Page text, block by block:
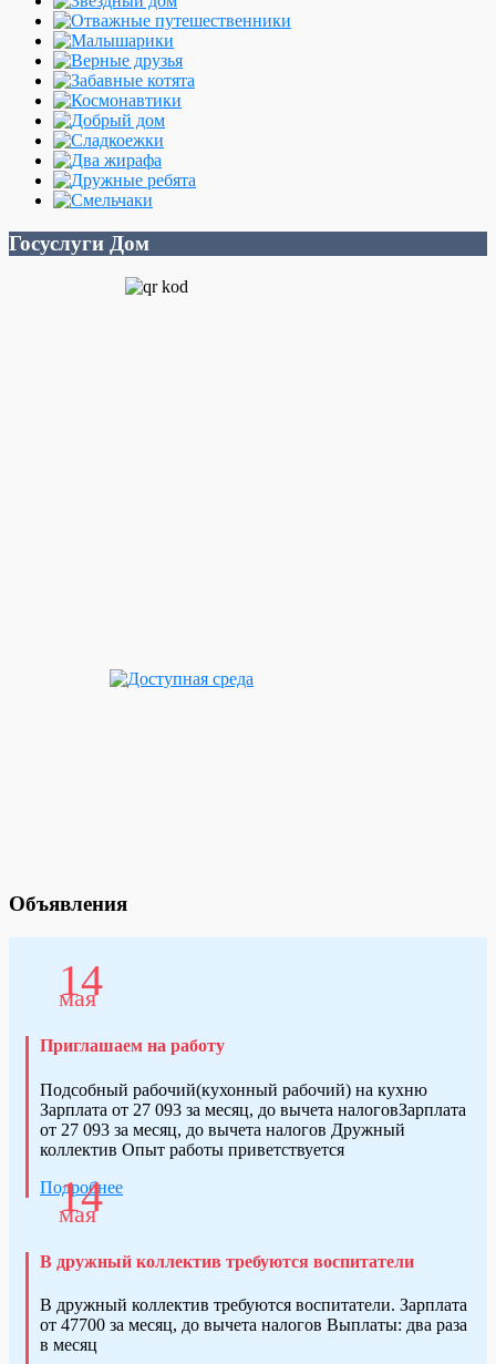
Госуслуги Дом
Объявления
14
мая
Приглашаем на работу
Подсобный рабочий(кухонный рабочий) на кухню
Зарплата от 27 093 за месяц, до вычета налоговЗарплата
от 27 093 за месяц, до вычета налогов Дружный
коллектив Опыт работы приветствуется
Подробнее
14
мая
В дружный коллектив требуются воспитатели
В дружный коллектив требуются воспитатели. Зарплата
от 47700 за месяц, до вычета налогов Выплаты: два раза
в месяц